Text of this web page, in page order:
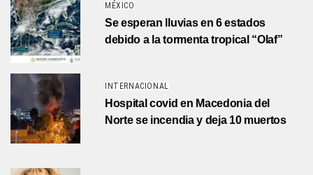
MÉXICO
Se esperan lluvias en 6 estados
debido a la tormenta tropical “Olaf”
INTERNACIONAL
Hospital covid en Macedonia del
Norte se incendia y deja 10 muertos